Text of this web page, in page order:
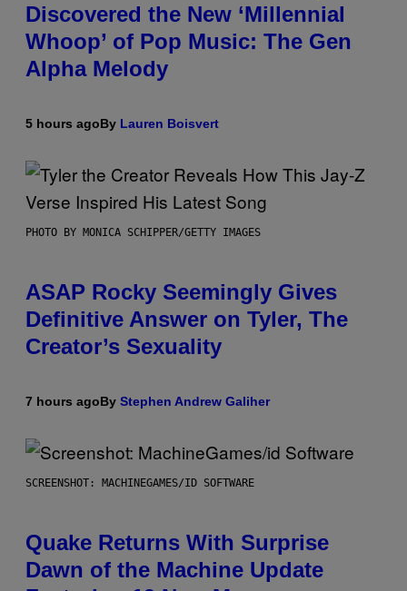
Discovered the New ‘Millennial
Whoop’ of Pop Music: The Gen
Alpha Melody
5 hours agoBy Lauren Boisvert
PHOTO BY MONICA SCHIPPER/GETTY IMAGES
ASAP Rocky Seemingly Gives
Definitive Answer on Tyler, The
Creator’s Sexuality
7 hours agoBy Stephen Andrew Galiher
SCREENSHOT: MACHINEGAMES/ID SOFTWARE
Quake Returns With Surprise
Dawn of the Machine Update